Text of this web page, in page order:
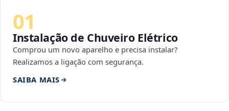
01
Instalação de Chuveiro Elétrico
Comprou um novo aparelho e precisa instalar?
Realizamos a ligação com segurança.
SAIBA MAIS